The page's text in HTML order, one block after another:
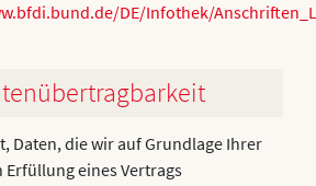
DE/Infothek/
Daten, die wir auf Grundlage Ihrer
eines Vertrags